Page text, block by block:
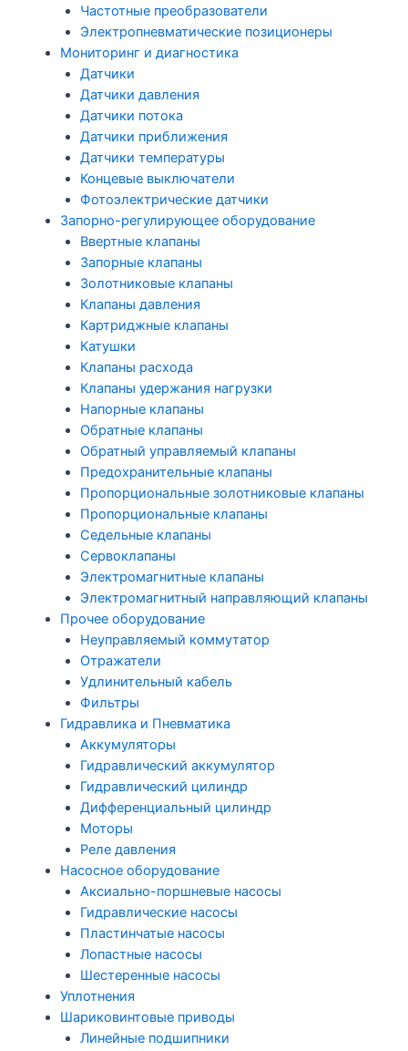
Частотные преобразователи
Электропневматические позиционеры
Мониторинг и диагностика
Датчики
Датчики давления
Датчики потока
Датчики приближения
Датчики температуры
Концевые выключатели
Фотоэлектрические датчики
Запорно-регулирующее оборудование
Ввертные клапаны
Запорные клапаны
Золотниковые клапаны
Клапаны давления
Картриджные клапаны
Катушки
Клапаны расхода
Клапаны удержания нагрузки
Напорные клапаны
Обратные клапаны
Обратный управляемый клапаны
Предохранительные клапаны
Пропорциональные золотниковые клапаны
Пропорциональные клапаны
Седельные клапаны
Сервоклапаны
Электромагнитные клапаны
Электромагнитный направляющий клапаны
Прочее оборудование
Неуправляемый коммутатор
Отражатели
Удлинительный кабель
Фильтры
Гидравлика и Пневматика
Аккумуляторы
Гидравлический аккумулятор
Гидравлический цилиндр
Дифференциальный цилиндр
Моторы
Реле давления
Насосное оборудование
Аксиально-поршневые насосы
Гидравлические насосы
Пластинчатые насосы
Лопастные насосы
Шестеренные насосы
Уплотнения
Шариковинтовые приводы
Линейные подшипники